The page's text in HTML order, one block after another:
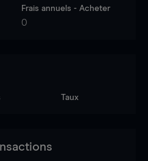
Frais annuels - Acheter
0
Taux